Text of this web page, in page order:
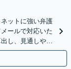
ットに強い弁護
ールで対応いた
し、見通しや費